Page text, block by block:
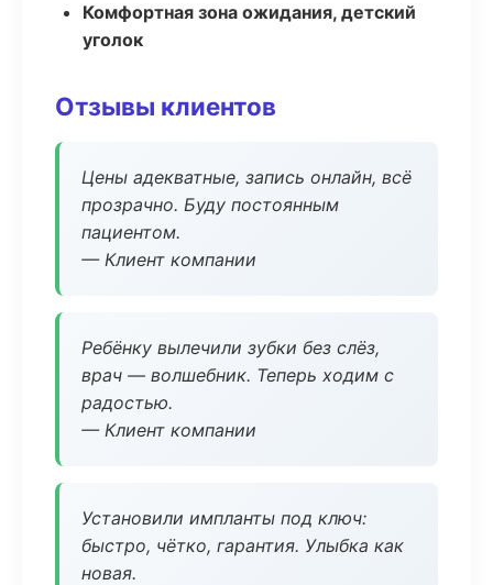
Комфортная зона ожидания, детский
уголок
Отзывы клиентов
Цены адекватные, запись онлайн, всё
прозрачно. Буду постоянным
пациентом.
— Клиент компании
Ребёнку вылечили зубки без слёз,
врач — волшебник. Теперь ходим с
радостью.
— Клиент компании
Установили импланты под ключ:
быстро, чётко, гарантия. Улыбка как
новая.